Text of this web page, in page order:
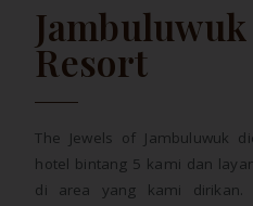
Resort
The Jewels of Jambuluwuk
hotel bintang 5 kami dan
di area yang kami dirikan.